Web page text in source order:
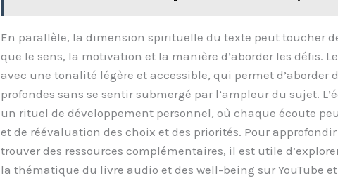
En parallèle, la dimension spirituelle du texte peut toucher
que le sens, la motivation et la manière d’aborder les défis.
avec une tonalité légère et accessible, qui permet d’aborder
profondes sans se sentir submergé par l’ampleur du sujet.
un rituel de développement personnel, où chaque écoute
et de réévaluation des choix et des priorités. Pour
trouver des ressources complémentaires, il est utile
la thématique du livre audio et des well-being sur YouTube